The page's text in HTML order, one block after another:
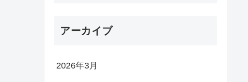
アーカイブ
2026年3月